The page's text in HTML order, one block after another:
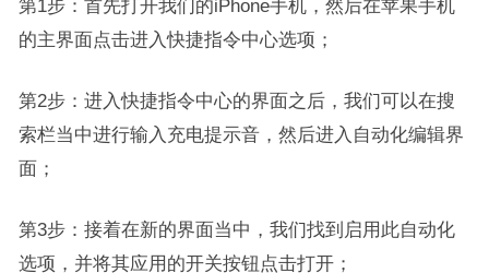
第1步：首先打开我们的iPhone手机，然后在苹果手机
的主界面点击进入快捷指令中心选项；
第2步：进入快捷指令中心的界面之后，我们可以在搜
索栏当中进行输入充电提示音，然后进入自动化编辑界
面；
第3步：接着在新的界面当中，我们找到启用此自动化
选项，并将其应用的开关按钮点击打开；